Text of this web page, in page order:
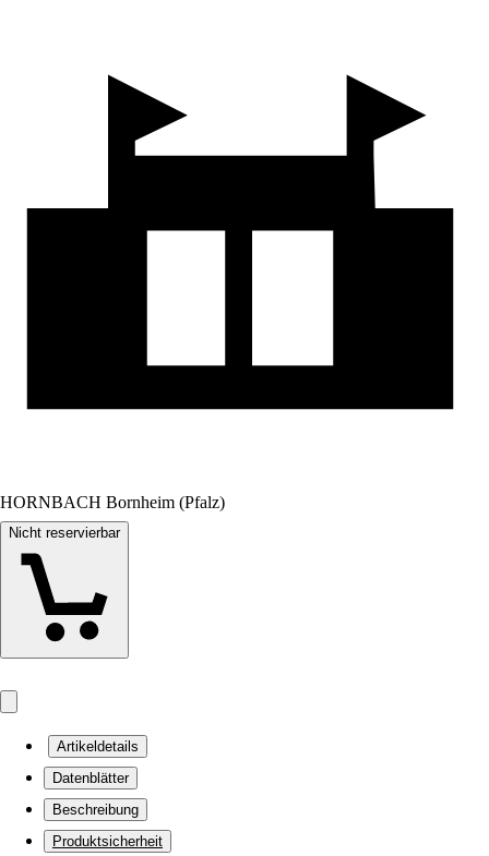
HORNBACH Bornheim (Pfalz)
Nicht reservierbar
Artikeldetails
Datenblätter
Beschreibung
Produktsicherheit